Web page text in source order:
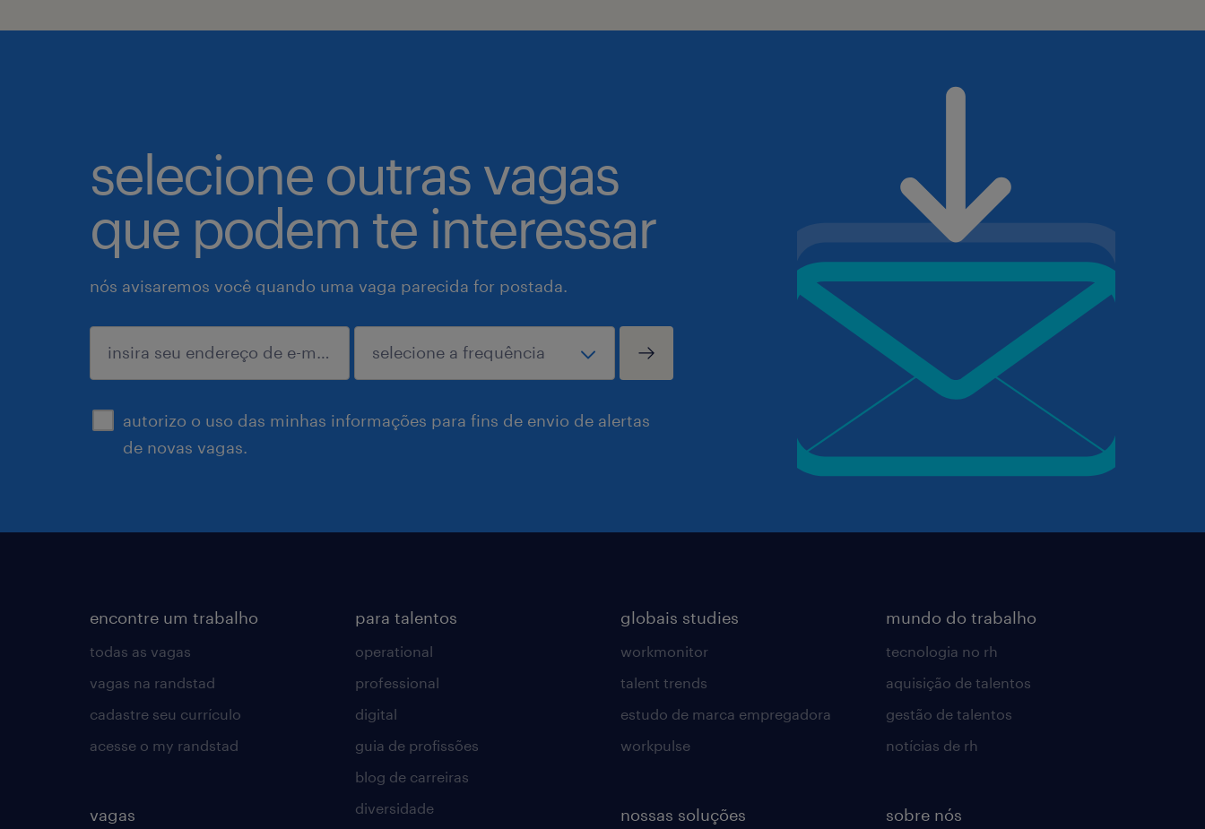
selecione outras vagas
que podem te interessar
nós avisaremos você quando uma vaga parecida for postada.
autorizo o uso das minhas informações para fins de envio de alertas
de novas vagas.
enviar
encontre um trabalho
todas as vagas
vagas na randstad
cadastre seu currículo
acesse o my randstad
vagas
para talentos
operational
professional
digital
guia de profissões
blog de carreiras
diversidade
globais studies
workmonitor
talent trends
estudo de marca empregadora
workpulse
nossas soluções
mundo do trabalho
tecnologia no rh
aquisição de talentos
gestão de talentos
notícias de rh
sobre nós